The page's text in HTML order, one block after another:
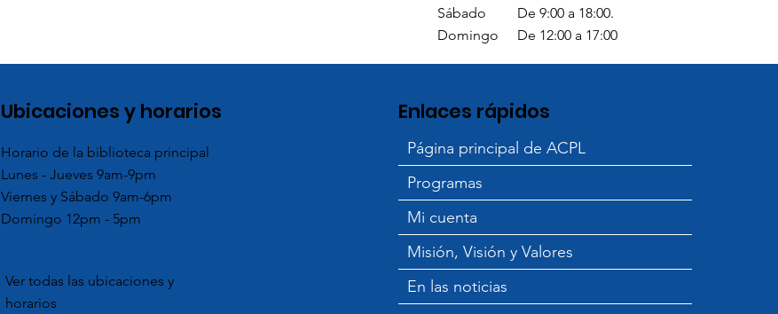
Sábado
Domingo
De 9:00 a 18:00.
De 12:00 a 17:00
Ubicaciones y horarios
Horario de la biblioteca principal
Lunes - Jueves 9am-9pm
Viernes y Sábado 9am-6pm
Domingo 12pm - 5pm
Ver todas las ubicaciones y
horarios
Enlaces rápidos
Página principal de ACPL
Programas
Mi cuenta
Misión, Visión y Valores
En las noticias